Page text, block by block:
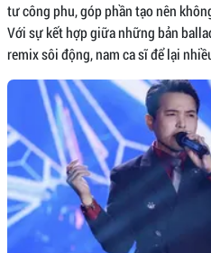
tư công phu, góp phần tạo nên
Với sự kết hợp giữa những bản
remix sôi động, nam ca sĩ để lại